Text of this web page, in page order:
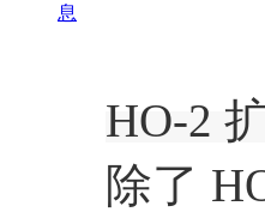
息
HO-2
除了